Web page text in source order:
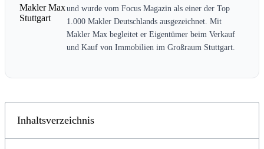
und wurde vom Focus Magazin als einer der Top
1.000 Makler Deutschlands ausgezeichnet. Mit
Makler Max begleitet er Eigentümer beim Verkauf
und Kauf von Immobilien im Großraum Stuttgart.
Inhaltsverzeichnis